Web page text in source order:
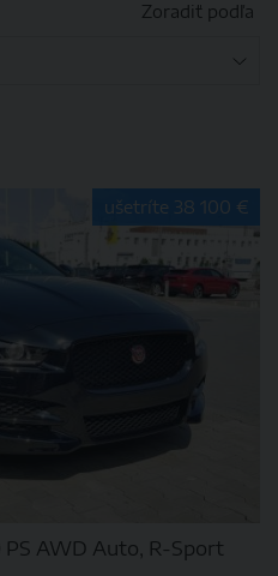
Zoradiť podľa
ušetríte 38 100 €
PS AWD Auto, R-Sport